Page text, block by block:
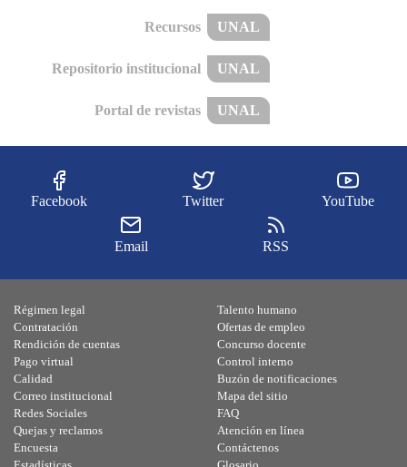
Recursos UNAL
Repositorio institucional UNAL
Portal de revistas UNAL
Facebook Twitter YouTube
Email RSS
Régimen legal
Contratación
Rendición de cuentas
Pago virtual
Calidad
Talento humano
Ofertas de empleo
Concurso docente
Control interno
Buzón de notificaciones
Correo institucional
Redes Sociales
Quejas y reclamos
Encuesta
Mapa del sitio
FAQ
Atención en línea
Contáctenos